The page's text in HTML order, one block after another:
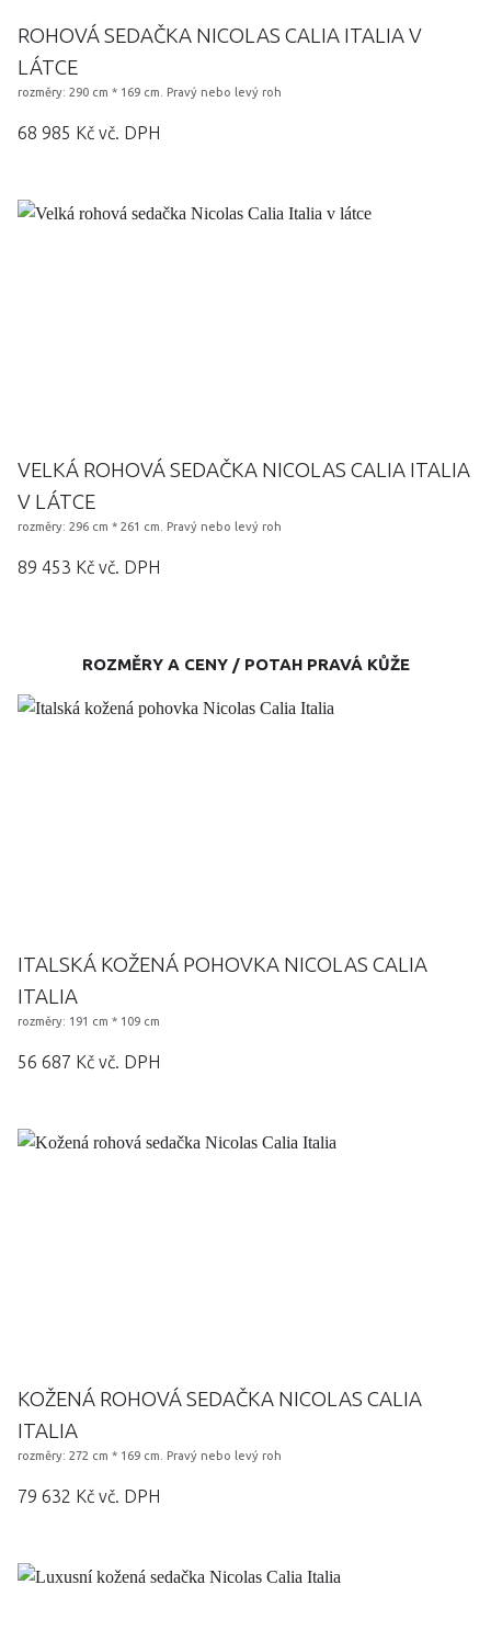
ROHOVÁ SEDAČKA NICOLAS CALIA ITALIA V
LÁTCE
rozměry: 290 cm * 169 cm. Pravý nebo levý roh
68 985 Kč vč. DPH
VELKÁ ROHOVÁ SEDAČKA NICOLAS CALIA ITALIA
V LÁTCE
rozměry: 296 cm * 261 cm. Pravý nebo levý roh
89 453 Kč vč. DPH
ROZMĚRY A CENY / POTAH PRAVÁ KŮŽE
ITALSKÁ KOŽENÁ POHOVKA NICOLAS CALIA
ITALIA
rozměry: 191 cm * 109 cm
56 687 Kč vč. DPH
KOŽENÁ ROHOVÁ SEDAČKA NICOLAS CALIA
ITALIA
rozměry: 272 cm * 169 cm. Pravý nebo levý roh
79 632 Kč vč. DPH